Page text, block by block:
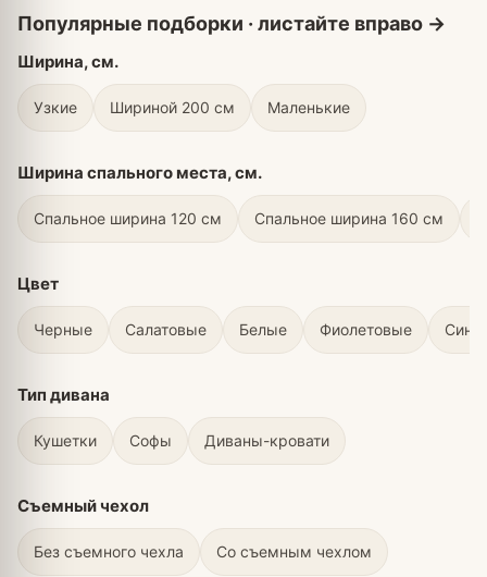
Ширина, см.
Узкие Шириной 200 см Маленькие
Ширина спального места, см.
Спальное ширина 120 см Спальное ширина 160 см
Цвет
Черные Салатовые Белые Фиолетовые
Тип дивана
Кушетки Софы Диваны-кровати
Съемный чехол
Без съемного чехла Со съемным чехлом